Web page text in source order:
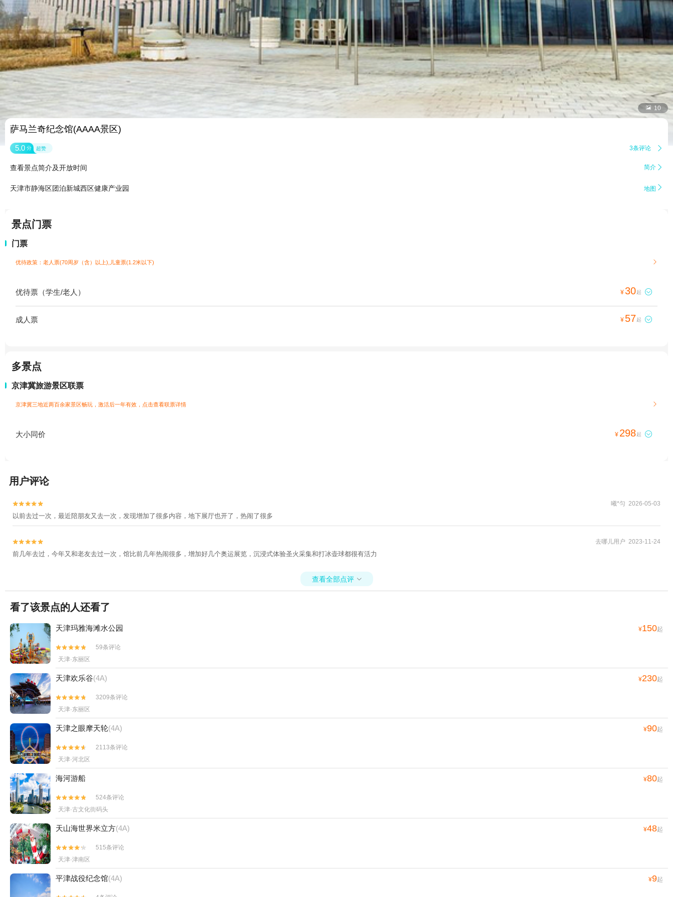
 10
萨马兰奇纪念馆(AAAA景区)
5.0 分 超赞 3条评论 
查看景点简介及开放时间 简介 
天津市静海区团泊新城西区健康产业园 地图 
景点门票
门票
优待政策：老人票(70周岁（含）以上),儿童票(1.2米以下) 
优待票（学生/老人） ¥30起 
成人票 ¥ 57起 
多景点
京津冀旅游景区联票
京津冀三地近两百余家景区畅玩，激活后一年有效，点击查看联票详情 
大小同价 ¥ 298起 
用户评论

 曦*匀 2026-05-03
以前去过一次，最近陪朋友又去一次，发现增加了很多内容，地下展厅也开了，热闹了很多

 去哪儿用户 2023-11-24
前几年去过，今年又和老友去过一次，馆比前几年热闹很多，增加好几个奥运展览，沉浸式体验圣火采集和打冰壶球都很有活力
查看全部点评 
看了该景点的人还看了
天津玛雅海滩水公园 ¥150起


59条评论
天津·东丽区
天津欢乐谷(4A) ¥230起


3209条评论
天津·东丽区
天津之眼摩天轮(4A) ¥90起


2113条评论
天津·河北区
海河游船 ¥80起


524条评论
天津·古文化街码头
天山海世界米立方(4A) ¥48起


515条评论
天津·津南区
平津战役纪念馆(4A) ¥9起